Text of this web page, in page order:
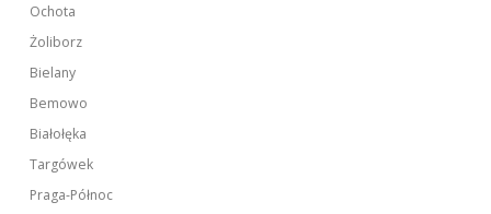
Ochota
Żoliborz
Bielany
Bemowo
Białołęka
Targówek
Praga-Północ